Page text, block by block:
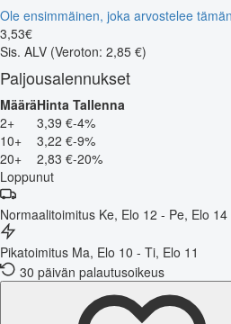
Ole ensimmäinen, joka arvostelee
3,53€
Sis. ALV (Veroton: 2,85 €)
Paljousalennukset
MääräHinta Tallenna
2+
3,39 €-4%
10+
3,22 €-9%
20+
2,83 €-20%
Loppunut
Normaalitoimitus Ke, Elo 12 - Pe, Elo 14
Pikatoimitus Ma, Elo 10 - Ti, Elo 11
30 päivän palautusoikeus